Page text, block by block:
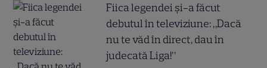
Fiica legendei și-a făcut
debutul în televiziune: „Dacă
nu te văd în direct, dau în
judecată Liga!”